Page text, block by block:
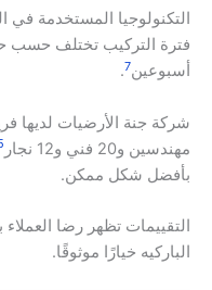
التكنولوجيا المستخدمة
أسبوعين7
.
مهندسين و20 فني و12 نجار
بأفضل شكل ممكن.
الباركيه خيارًا موثوقًا.